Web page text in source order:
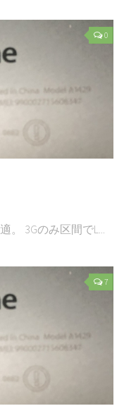
0
3Gのみ区間でL...
7